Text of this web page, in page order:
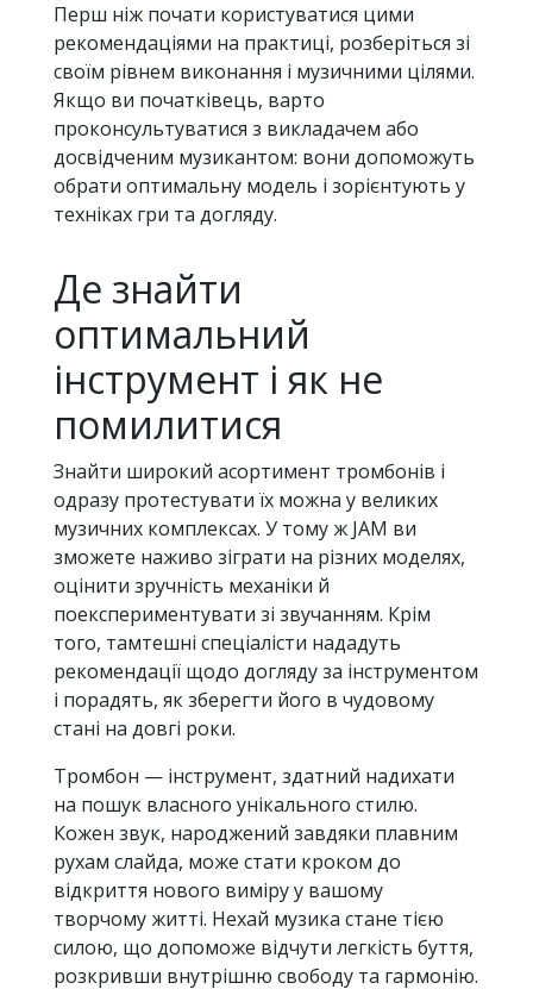
Перш ніж почати користуватися цими
рекомендаціями на практиці, розберіться зі
своїм рівнем виконання і музичними цілями.
Якщо ви початківець, варто
проконсультуватися з викладачем або
досвідченим музикантом: вони допоможуть
обрати оптимальну модель і зорієнтують у
техніках гри та догляду.
Де знайти
оптимальний
інструмент і як не
помилитися
Знайти широкий асортимент тромбонів і
одразу протестувати їх можна у великих
музичних комплексах. У тому ж JAM ви
зможете наживо зіграти на різних моделях,
оцінити зручність механіки й
поекспериментувати зі звучанням. Крім
того, тамтешні спеціалісти нададуть
рекомендації щодо догляду за інструментом
і порадять, як зберегти його в чудовому
стані на довгі роки.
Тромбон — інструмент, здатний надихати
на пошук власного унікального стилю.
Кожен звук, народжений завдяки плавним
рухам слайда, може стати кроком до
відкриття нового виміру у вашому
творчому житті. Нехай музика стане тією
силою, що допоможе відчути легкість буття,
розкривши внутрішню свободу та гармонію.